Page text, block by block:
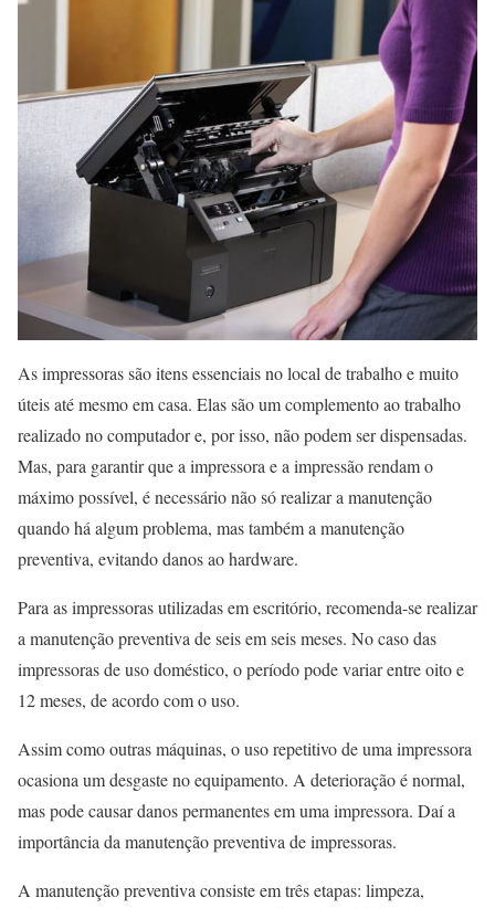
As impressoras são itens essenciais no local de trabalho e muito
úteis até mesmo em casa. Elas são um complemento ao trabalho
realizado no computador e, por isso, não podem ser dispensadas.
Mas, para garantir que a impressora e a impressão rendam o
máximo possível, é necessário não só realizar a manutenção
quando há algum problema, mas também a manutenção
preventiva, evitando danos ao hardware.
Para as impressoras utilizadas em escritório, recomenda-se realizar
a manutenção preventiva de seis em seis meses. No caso das
impressoras de uso doméstico, o período pode variar entre oito e
12 meses, de acordo com o uso.
Assim como outras máquinas, o uso repetitivo de uma impressora
ocasiona um desgaste no equipamento. A deterioração é normal,
mas pode causar danos permanentes em uma impressora. Daí a
importância da manutenção preventiva de impressoras.
A manutenção preventiva consiste em três etapas: limpeza,